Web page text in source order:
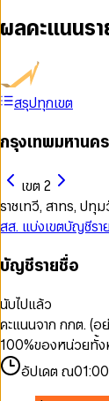
ผลคะแนนรา
สรุปทุกเขต
กรุงเทพมหานคร
เขต 2
ราชเทวี, สาทร, ปทุ
สส. แบ่งเขตบัญชีรา
บัญชีรายชื่อ
นับไปแล้ว
คะแนนจาก กกต. (อ
100%ของหน่วยทั้ง
อัปเดต ณ01:00